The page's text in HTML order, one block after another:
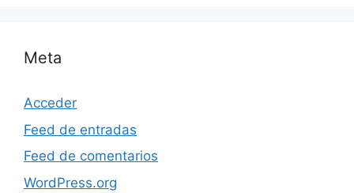
Meta
Acceder
Feed de entradas
Feed de comentarios
WordPress.org